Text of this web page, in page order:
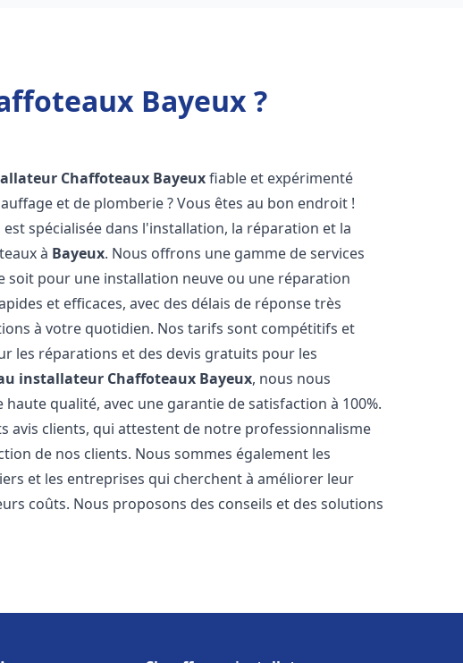
Bayeux ?
Chaffoteaux Bayeuxfiable et expérimenté
et de plomberie ? Vous êtes au bon endroit !
spécialisée dans l'installation, la réparation et la
à Bayeux. Nous offrons une gamme de services
soit pour une installation neuve ou une réparation
et efficaces, avec des délais de réponse très
à votre quotidien. Nos tarifs sont compétitifs et
les réparations et des devis gratuits pour les
installateur Chaffoteaux Bayeux, nous nous
qualité, avec une garantie de satisfaction à 100%.
avis clients, qui attestent de notre professionnalisme
de nos clients. Nous sommes également les
et les entreprises qui cherchent à améliorer leur
coûts. Nous proposons des conseils et des solutions